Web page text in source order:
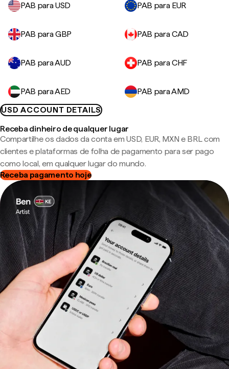
PAB para USD
PAB para EUR
PAB para GBP PAB para CAD
PAB para AUD PAB para CHF
PAB para AED
PAB para AMD
USD ACCOUNT DETAILS
Receba dinheiro de qualquer lugar
Compartilhe os dados da conta em USD, EUR, MXN e BRL com
clientes e plataformas de folha de pagamento para ser pago
como local, em qualquer lugar do mundo.
Receba pagamento hoje